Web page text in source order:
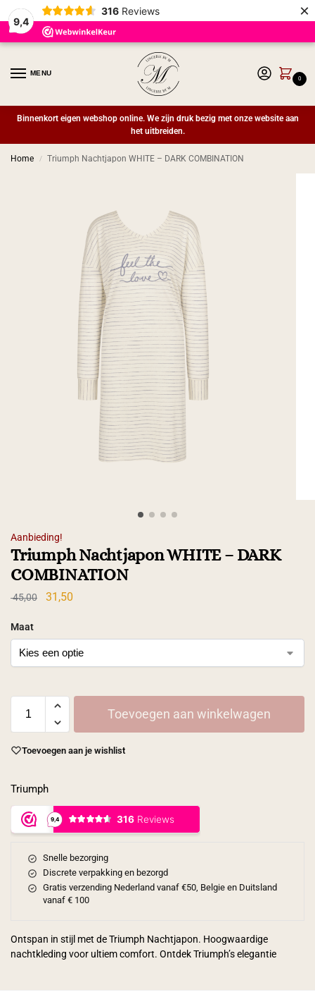
9,4
316 Reviews ×
MENU
0
Binnenkort eigen webshop online. We zijn druk bezig met onze website aan
het uitbreiden.
Home / Triumph Nachtjapon WHITE – DARK COMBINATION
Aanbieding!
Triumph Nachtjapon WHITE – DARK
COMBINATION
45,00 31,50
Maat
Toevoegen aan winkelwagen
Toevoegen aan je wishlist
Triumph
Snelle bezorging
Discrete verpakking en bezorgd
Gratis verzending Nederland vanaf €50, Belgie en Duitsland
vanaf € 100
Ontspan in stijl met de Triumph Nachtjapon. Hoogwaardige
nachtkleding voor ultiem comfort. Ontdek Triumph’s elegantie